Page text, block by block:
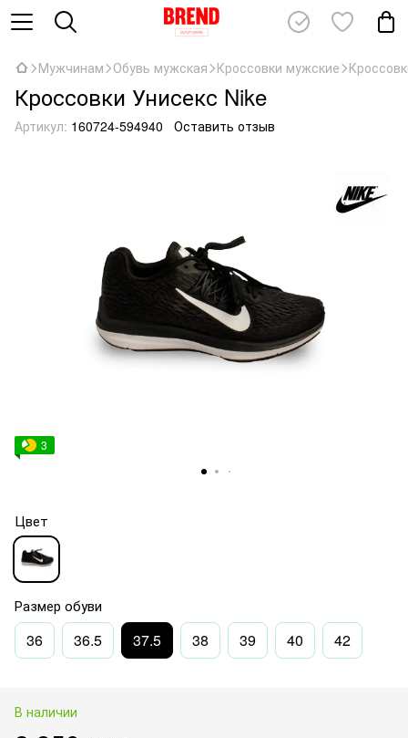
Мужчинам Обувь мужская Кроссовки мужские
Кроссовки Унисекс Nike
Артикул: 160724-594940 Оставить отзыв
3
Цвет
Размер обуви
36 36.5 37.5 38 39 40 42
В наличии